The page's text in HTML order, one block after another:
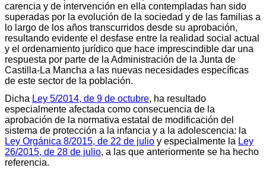
carencia y de intervención en ella contempladas han sido
superadas por la evolución de la sociedad y de las familias a
lo largo de los años transcurridos desde su aprobación,
resultando evidente el desfase entre la realidad social actual
y el ordenamiento jurídico que hace imprescindible dar una
respuesta por parte de la Administración de la Junta de
Castilla-La Mancha a las nuevas necesidades específicas
de este sector de la población.
Dicha Ley 5/2014, de 9 de octubre, ha resultado
especialmente afectada como consecuencia de la
aprobación de la normativa estatal de modificación del
sistema de protección a la infancia y a la adolescencia: la
Ley Orgánica 8/2015, de 22 de julio y especialmente la Ley
26/2015, de 28 de julio, a las que anteriormente se ha hecho
referencia.